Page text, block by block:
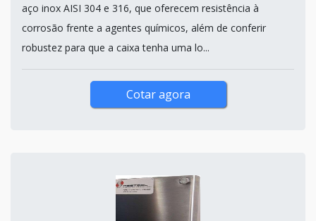
aço inox AISI 304 e 316, que oferecem resistência à
corrosão frente a agentes químicos, além de conferir
robustez para que a caixa tenha uma lo...
Cotar agora